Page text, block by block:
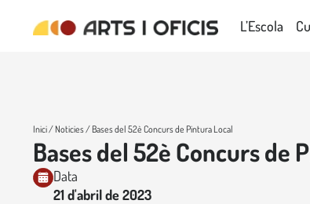
L’Escola
Inici / Noticies / Bases del 52è Concurs de Pintura Local
Bases del 52è Concurs de
Data
21 d'abril de 2023